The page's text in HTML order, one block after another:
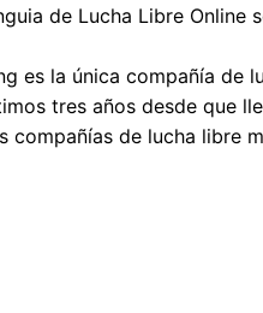
de Lucha Libre
es la única compañía
tres años desde que
de lucha libre